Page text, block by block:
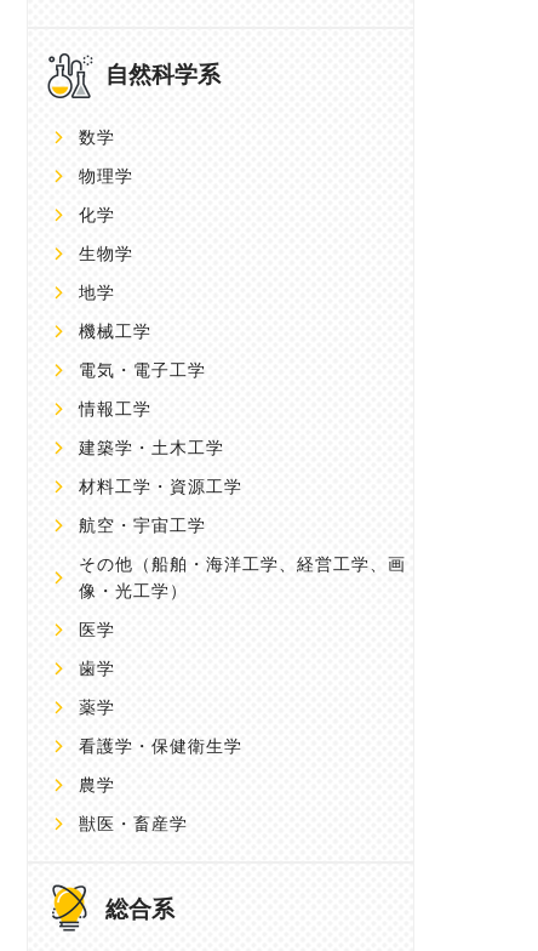
自然科学系
数学
物理学
化学
生物学
地学
機械工学
電気・電子工学
情報工学
建築学・土木工学
材料工学・資源工学
航空・宇宙工学
その他 （船舶・海洋工学、経営工学、画
像・光工学）
医学
歯学
薬学
看護学・保健衛生学
農学
獣医・畜産学
総合系